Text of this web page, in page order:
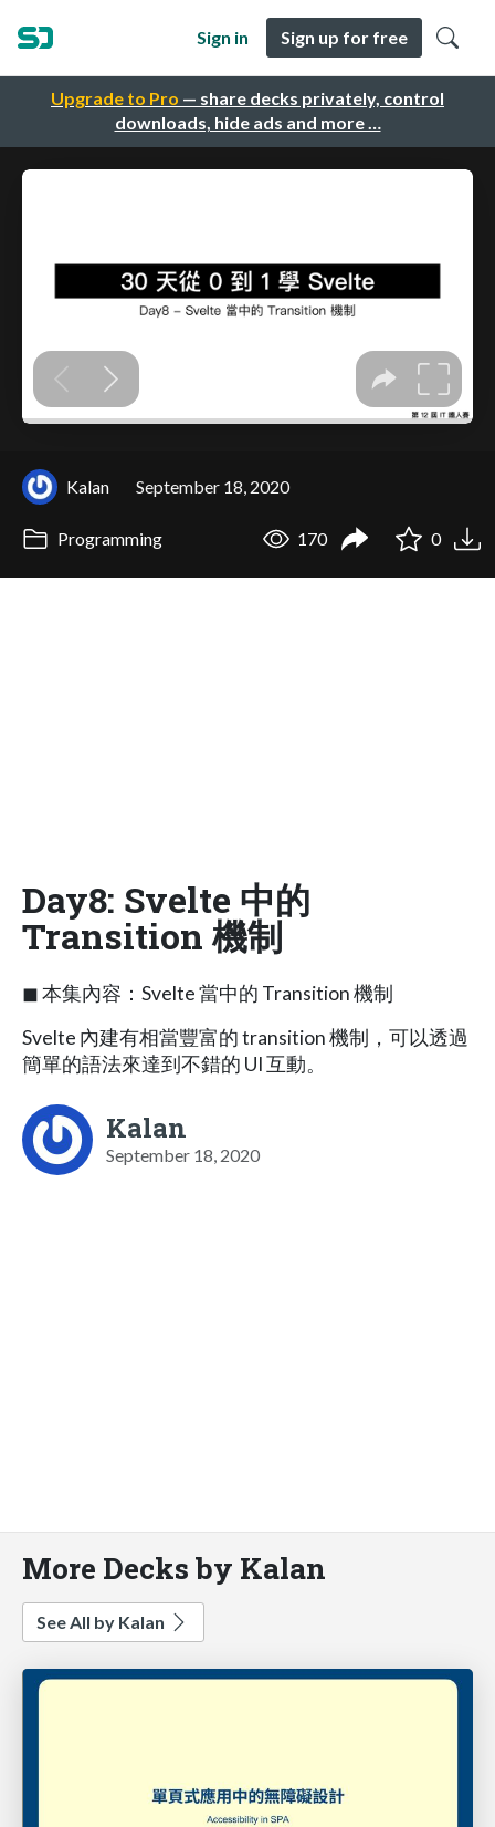
Upgrade to Pro — share decks privately, control
downloads, hide ads and more …
Sign in Sign up for free
Kalan September 18, 2020
Programming 170 0
Day8: Svelte 中的
Transition 機制
◼︎ 本集內容：Svelte 當中的 Transition 機制
Svelte 內建有相當豐富的 transition 機制，可以透過
簡單的語法來達到不錯的 UI 互動。
Kalan
September 18, 2020
More Decks by Kalan
See All by Kalan